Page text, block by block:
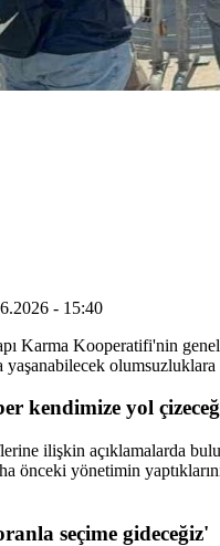
- 15:40
Karma Kooperatifi'nin
yaşanabilecek
kendimize yol
ilişkin açıklamalarda
önceki yönetimin
seçime gideceğiz'